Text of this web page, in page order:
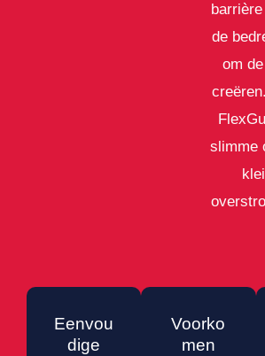
de
om
slimme
Eenvou
dige
Voorko
men